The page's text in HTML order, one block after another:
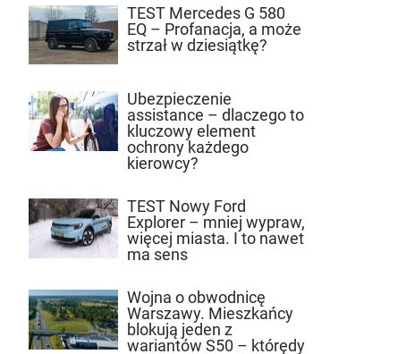
TEST Mercedes G 580
EQ – Profanacja, a może
strzał w dziesiątkę?
Ubezpieczenie
assistance – dlaczego to
kluczowy element
ochrony każdego
kierowcy?
TEST Nowy Ford
Explorer – mniej wypraw,
więcej miasta. I to nawet
ma sens
Wojna o obwodnicę
Warszawy. Mieszkańcy
blokują jeden z
wariantów S50 – którędy